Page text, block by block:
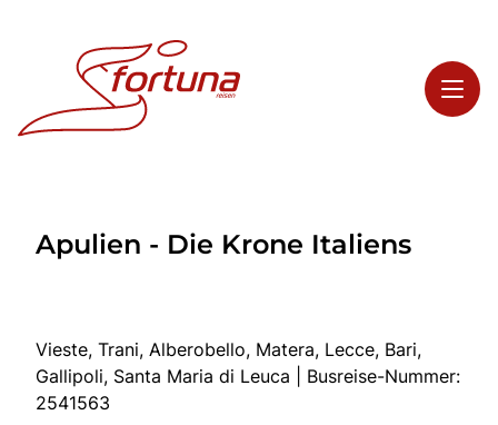
Highlights
Apulien - Die Krone Italiens
Vieste, Trani, Alberobello, Matera, Lecce, Bari,
Gallipoli, Santa Maria di Leuca | Busreise-Nummer:
2541563